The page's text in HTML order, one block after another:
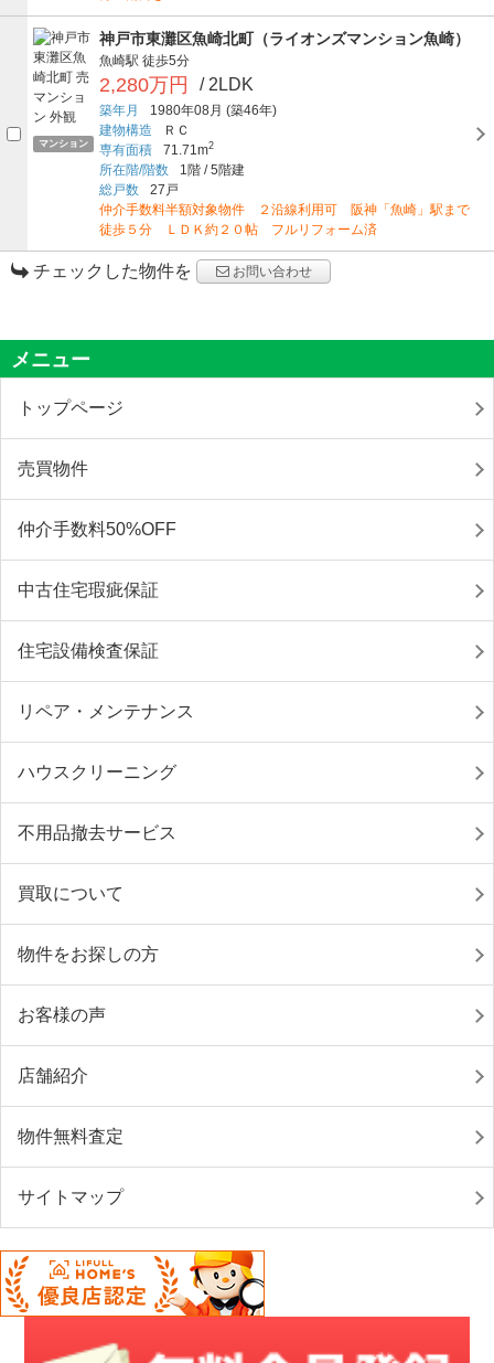
マンション
神戸市東灘区魚崎北町（ライオンズマンション魚崎）
魚崎駅 徒歩5分
2,280万円 / 2LDK
築年月 1980年08月 (築46年)
建物構造
ＲＣ
専有面積
71.71m2
所在階/階数 1階 /5階建
総戸数
27戸
仲介手数料半額対象物件 ２沿線利用可 阪神「魚崎」駅まで
徒歩５分 ＬＤＫ約２０帖 フルリフォーム済
チェックした物件を お問い合わせ
メニュー
トップページ
売買物件
仲介手数料50%OFF
中古住宅瑕疵保証
住宅設備検査保証
リペア・メンテナンス
ハウスクリーニング
不用品撤去サービス
買取について
物件をお探しの方
お客様の声
店舗紹介
物件無料査定
サイトマップ